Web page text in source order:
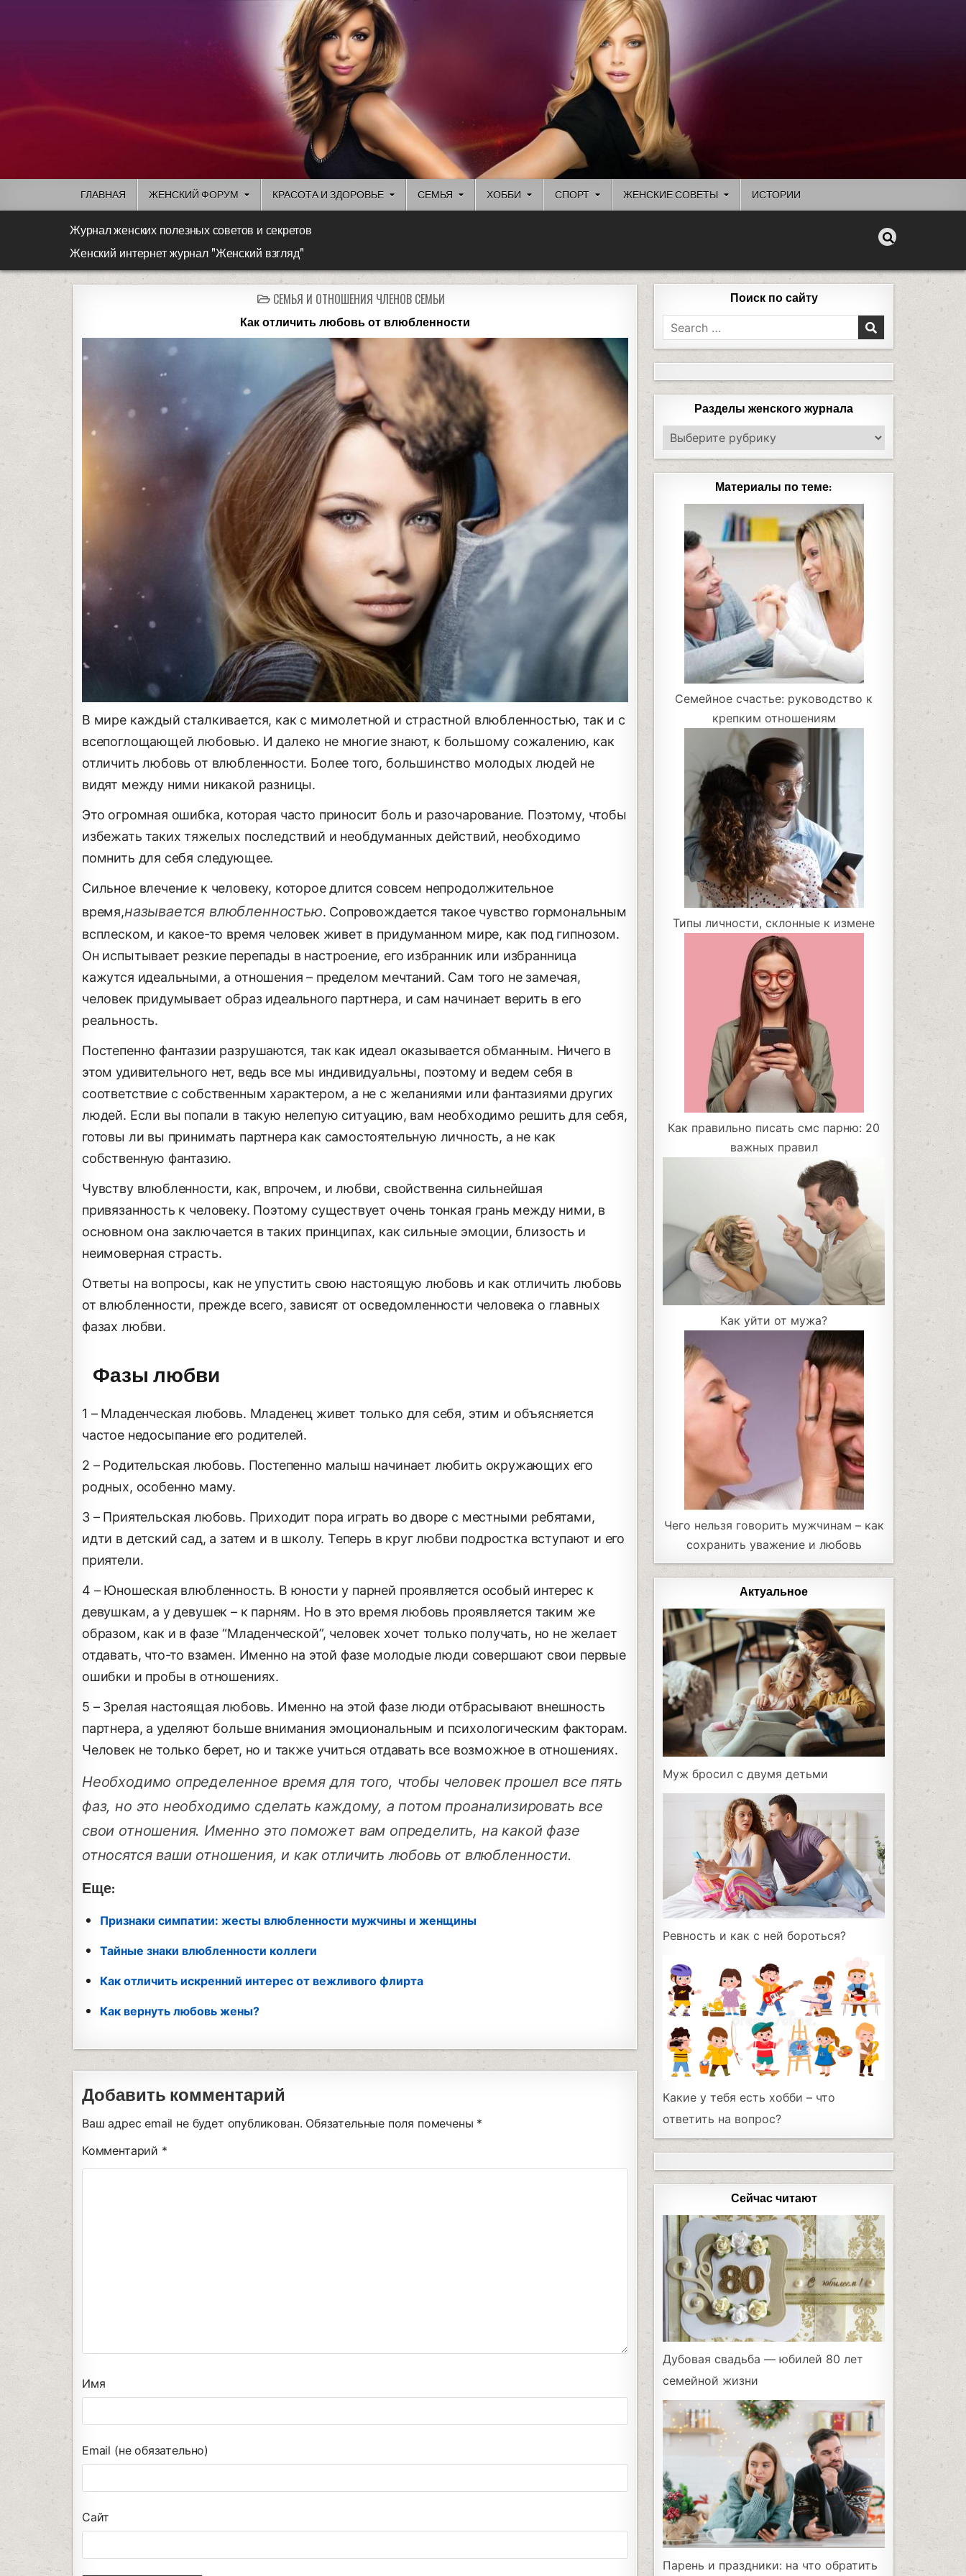
ГЛАВНАЯ ЖЕНСКИЙ ФОРУМ КРАСОТА И ЗДОРОВЬЕ СЕМЬЯ ХОББИ СПОРТ ЖЕНСКИЕ СОВЕТЫ ИСТОРИИ
Журнал женских полезных советов и секретов
Женский интернет журнал "Женский взгляд"
СЕМЬЯ И ОТНОШЕНИЯ ЧЛЕНОВ СЕМЬИ
Как отличить любовь от влюбленности
В мире каждый сталкивается, как с мимолетной и страстной влюбленностью, так и с
всепоглощающей любовью. И далеко не многие знают, к большому сожалению, как
отличить любовь от влюбленности. Более того, большинство молодых людей не
видят между ними никакой разницы.
Это огромная ошибка, которая часто приносит боль и разочарование. Поэтому, чтобы
избежать таких тяжелых последствий и необдуманных действий, необходимо
помнить для себя следующее.
Сильное влечение к человеку, которое длится совсем непродолжительное
время,называется влюбленностью. Сопровождается такое чувство гормональным
всплеском, и какое-то время человек живет в придуманном мире, как под гипнозом.
Он испытывает резкие перепады в настроение, его избранник или избранница
кажутся идеальными, а отношения – пределом мечтаний. Сам того не замечая,
человек придумывает образ идеального партнера, и сам начинает верить в его
реальность.
Постепенно фантазии разрушаются, так как идеал оказывается обманным. Ничего в
этом удивительного нет, ведь все мы индивидуальны, поэтому и ведем себя в
соответствие с собственным характером, а не с желаниями или фантазиями других
людей. Если вы попали в такую нелепую ситуацию, вам необходимо решить для себя,
готовы ли вы принимать партнера как самостоятельную личность, а не как
собственную фантазию.
Чувству влюбленности, как, впрочем, и любви, свойственна сильнейшая
привязанность к человеку. Поэтому существует очень тонкая грань между ними, в
основном она заключается в таких принципах, как сильные эмоции, близость и
неимоверная страсть.
Ответы на вопросы, как не упустить свою настоящую любовь и как отличить любовь
от влюбленности, прежде всего, зависят от осведомленности человека о главных
фазах любви.
Фазы любви
1 – Младенческая любовь. Младенец живет только для себя, этим и объясняется
частое недосыпание его родителей.
2 – Родительская любовь. Постепенно малыш начинает любить окружающих его
родных, особенно маму.
3 – Приятельская любовь. Приходит пора играть во дворе с местными ребятами,
идти в детский сад, а затем и в школу. Теперь в круг любви подростка вступают и его
приятели.
4 – Юношеская влюбленность. В юности у парней проявляется особый интерес к
девушкам, а у девушек – к парням. Но в это время любовь проявляется таким же
образом, как и в фазе “Младенческой”, человек хочет только получать, но не желает
отдавать, что-то взамен. Именно на этой фазе молодые люди совершают свои первые
ошибки и пробы в отношениях.
5 – Зрелая настоящая любовь. Именно на этой фазе люди отбрасывают внешность
партнера, а уделяют больше внимания эмоциональным и психологическим факторам.
Человек не только берет, но и также учиться отдавать все возможное в отношениях.
Необходимо определенное время для того, чтобы человек прошел все пять
фаз, но это необходимо сделать каждому, а потом проанализировать все
свои отношения. Именно это поможет вам определить, на какой фазе
относятся ваши отношения, и как отличить любовь от влюбленности.
Еще:
Признаки симпатии: жесты влюбленности мужчины и женщины
Тайные знаки влюбленности коллеги
Как отличить искренний интерес от вежливого флирта
Как вернуть любовь жены?
Добавить комментарий
Ваш адрес email не будет опубликован. Обязательные поля помечены *
Комментарий *
Имя
Email (не обязательно)
Сайт
Поиск по сайту
Разделы женского журнала
Материалы по теме:
Семейное счастье: руководство к
крепким отношениям
Типы личности, склонные к измене
Как правильно писать смс парню: 20
важных правил
Как уйти от мужа?
Чего нельзя говорить мужчинам – как
сохранить уважение и любовь
Актуальное
Муж бросил с двумя детьми
Ревность и как с ней бороться?
Какие у тебя есть хобби – что
ответить на вопрос?
Сейчас читают
Дубовая свадьба — юбилей 80 лет
семейной жизни
Парень и праздники: на что обратить